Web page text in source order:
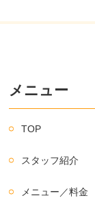
メニュー
TOP
スタッフ紹介
メニュー／料金